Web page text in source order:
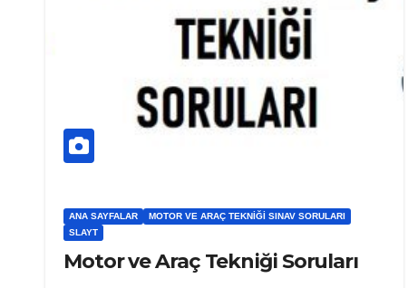
ANA SAYFALAR
MOTOR VE ARAÇ TEKNIĞI SINAV SORULARI
SLAYT
Motor ve Araç Tekniği Soruları